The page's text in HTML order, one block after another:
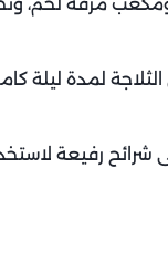
لمدة ليلة
شرائح رفيعة